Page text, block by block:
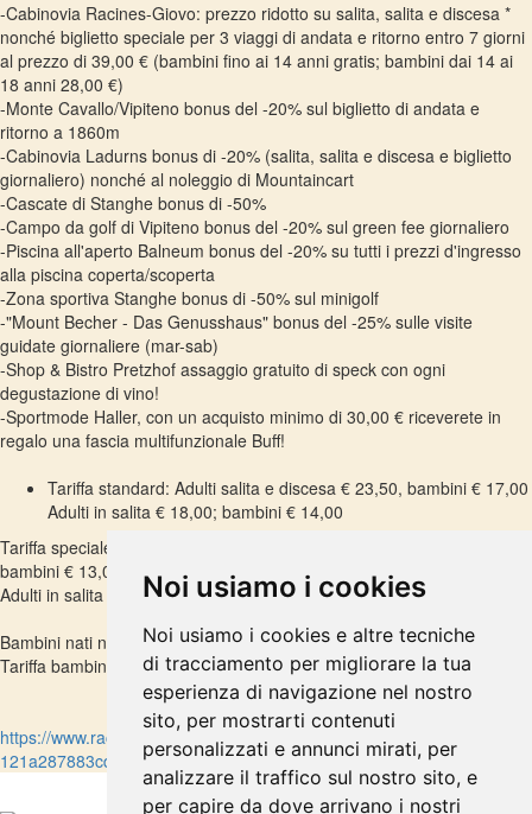
Noi usiamo i cookies
Noi usiamo i cookies e altre tecniche
di tracciamento per migliorare la tua
esperienza di navigazione nel nostro
sito, per mostrarti contenuti
personalizzati e annunci mirati, per
analizzare il traffico sul nostro sito, e
per capire da dove arrivano i nostri
-Cabinovia Racines-Giovo: prezzo ridotto su salita, salita e discesa *
nonché biglietto speciale per 3 viaggi di andata e ritorno entro 7 giorni
al prezzo di 39,00 € (bambini fino ai 14 anni gratis; bambini dai 14 ai
18 anni 28,00 €)
-Monte Cavallo/Vipiteno bonus del -20% sul biglietto di andata e
ritorno a 1860m
-Cabinovia Ladurns bonus di -20% (salita, salita e discesa e biglietto
giornaliero) nonché al noleggio di Mountaincart
-Cascate di Stanghe bonus di -50%
-Campo da golf di Vipiteno bonus del -20% sul green fee giornaliero
-Piscina all'aperto Balneum bonus del -20% su tutti i prezzi d'ingresso
alla piscina coperta/scoperta
-Zona sportiva Stanghe bonus di -50% sul minigolf
-"Mount Becher - Das Genusshaus" bonus del -25% sulle visite
guidate giornaliere (mar-sab)
-Shop & Bistro Pretzhof assaggio gratuito di speck con ogni
degustazione di vino!
-Sportmode Haller, con un acquisto minimo di 30,00 € riceverete in
regalo una fascia multifunzionale Buff!
Tariffa standard: Adulti salita e discesa € 23,50, bambini € 17,00
Adulti in salita € 18,00; bambini € 14,00
Tariffa speciale con activeCard: Adulti in salita e in discesa € 18,00,
bambini € 13,00
Adulti in salita € 14,00; bambini € 10,00
Bambini nati nel 2010 e più giovani viaggiano gratuitamente
Tariffa bambini: nati nel 2007, 2008 e 2009
https://www.racines.info/­media/­ce358bec-bae9-4d09-b898-
121a287883cd/­activecard-it.pdf